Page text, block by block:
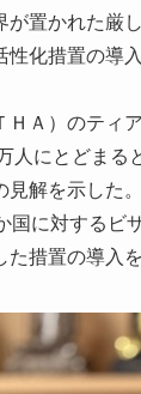
が置かれた厳
性化措置の導
Ａ）のティ
人にとどまる
見解を示した
国に対するビ
措置の導入